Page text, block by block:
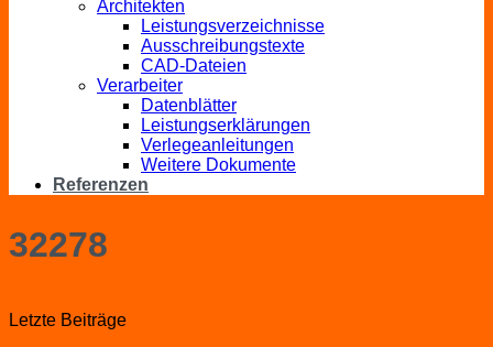
Architekten
Leistungsverzeichnisse
Ausschreibungstexte
CAD-Dateien
Verarbeiter
Datenblätter
Leistungserklärungen
Verlegeanleitungen
Weitere Dokumente
Referenzen
32278
Letzte Beiträge